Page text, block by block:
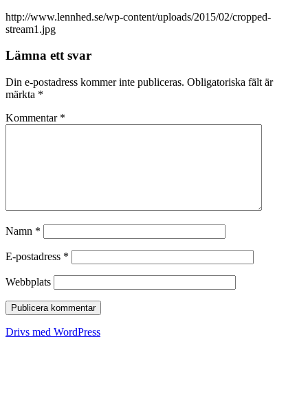
http://www.lennhed.se/wp-content/uploads/2015/02/cropped-
stream1.jpg
Lämna ett svar
Din e-postadress kommer inte publiceras. Obligatoriska fält är
märkta *
Kommentar *
Namn *
E-postadress *
Webbplats
Drivs med WordPress